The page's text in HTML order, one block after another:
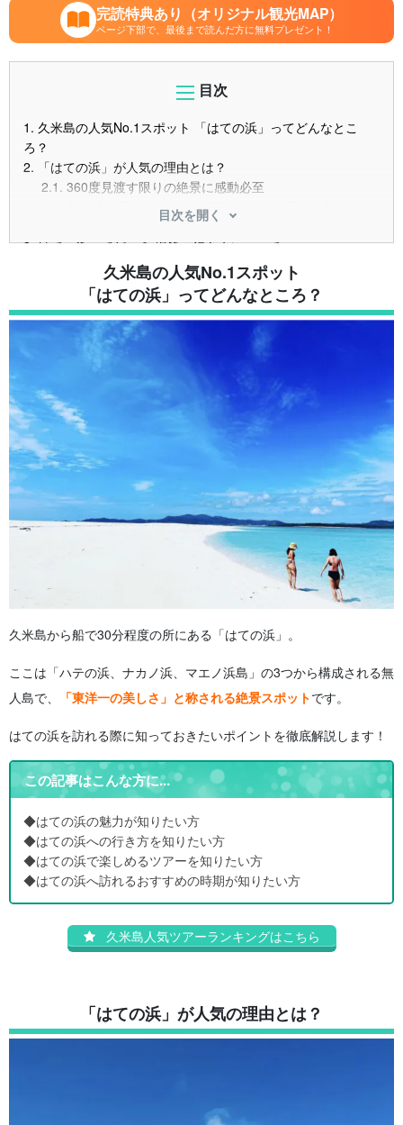
完読特典あり（オリジナル観光MAP）
ページ下部で、最後まで読んだ方に無料プレゼント！
目次
1. 久米島の人気No.1スポット 「はての浜」ってどんなとこ
ろ？
2. 「はての浜」が人気の理由とは？
2.1. 360度見渡す限りの絶景に感動必至
SNS映え間違いなし！ 時間ごとに色を変える美しさ
様々なアクティビティ体験を楽しめる
3.はての浜ってどこ？ 場所・行き方について
冬でも楽しめる？ はての浜のベストシーズン
はての浜でおすすめの過ごし方
貝殻拾い、サンゴ拾い
5.2.ゆっくり過ごす
マリンアクティビティ
はての浜ツアーの選び方
選べる午前・午後開催！ はての浜を満喫できる人気のツア
ー
7.1.シュノーケリング
7.2.
8.はての浜を訪れる際の注意点
日焼け止め対策
8.2.飲食の持参
8.3.トイレ・シャワー事情
離島観光にはレンタカーがおすすめ！ 久米島のレンタカー
目次を開く
久米島の人気No.1スポット
「はての浜」ってどんなところ？
久米島から船で30分程度の所にある「はての浜」。
ここは「ハテの浜、ナカノ浜、マエノ浜島」の3つから構成される無
人島で、
「東洋一の美しさ」と称される絶景スポットです。
はての浜を訪れる際に知っておきたいポイントを徹底解説します！
この記事はこんな方に...
◆はての浜の魅力が知りたい方
◆はての浜への行き方を知りたい方
◆はての浜で楽しめるツアーを知りたい方
◆はての浜へ訪れるおすすめの時期が知りたい方
久米島人気ツアーランキングはこちら
「はての浜」が人気の理由とは？